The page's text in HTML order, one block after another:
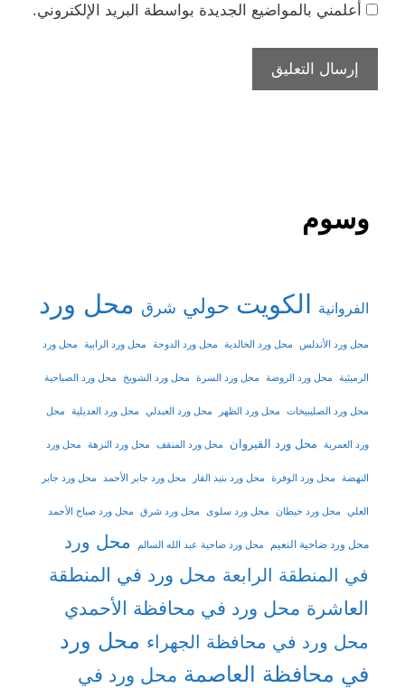
أعلمني بالمواضيع الجديدة بواسطة البريد الإلكتروني.
وسوم
الفروانية الكويت حولي شرق محل ورد
محل ورد الأندلس محل ورد الخالدية محل ورد الدوحة محل ورد الرابية محل ورد
الرميثية محل ورد الروضة محل ورد السرة محل ورد الشويخ محل ورد الصباحية
محل ورد الصليبيخات محل ورد الظهر محل ورد العبدلي محل ورد العديلية محل
ورد العمرية محل ورد القيروان محل ورد المنقف محل ورد النزهة محل ورد
النهضة محل ورد الوفرة محل ورد بنيد القار محل ورد جابر الأحمد محل ورد جابر
العلي محل ورد خيطان محل ورد سلوى محل ورد شرق محل ورد صباح الأحمد
محل ورد ضاحية النعيم محل ورد ضاحية عبد الله السالم
محل ورد
في المنطقة الرابعة محل ورد في المنطقة
العاشرة محل ورد في محافظة الأحمدي
محل ورد في محافظة الجهراء محل ورد
في محافظة العاصمة محل ورد في